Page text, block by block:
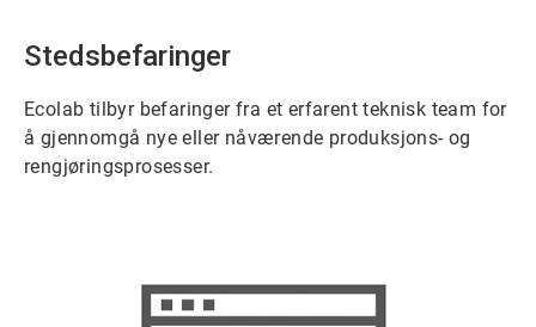
Stedsbefaringer
Ecolab tilbyr befaringer fra et erfarent teknisk team for
å gjennomgå nye eller nåværende produksjons- og
rengjøringsprosesser.